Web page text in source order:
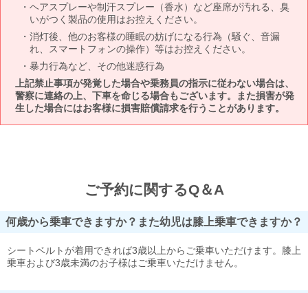
ヘアスプレーや制汗スプレー（香水）など座席が汚れる、臭
いがつく製品の使用はお控えください。
消灯後、他のお客様の睡眠の妨げになる行為（騒ぐ、音漏
れ、スマートフォンの操作）等はお控えください。
暴力行為など、その他迷惑行為
上記禁止事項が発覚した場合や乗務員の指示に従わない場合は、
警察に連絡の上、下車を命じる場合もございます。また損害が発
生した場合にはお客様に損害賠償請求を行うことがあります。
ご予約に関するQ＆A
何歳から乗車できますか？また幼児は膝上乗車できますか？
シートベルトが着用できれば3歳以上からご乗車いただけます。膝上
乗車および3歳未満のお子様はご乗車いただけません。